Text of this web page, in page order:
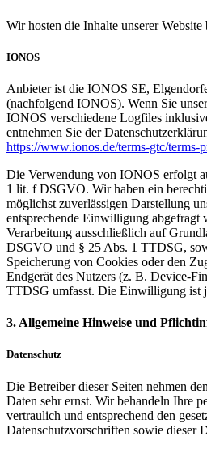
Wir hosten die Inhalte unserer
IONOS
Anbieter ist die IONOS SE,
(nachfolgend IONOS). Wenn Sie
IONOS verschiedene Logfiles
entnehmen Sie der
https://www.ionos.de/terms-gtc/terms-
Die Verwendung von IONOS erfolgt
1 lit. f DSGVO. Wir haben ein
möglichst zuverlässigen Darstellung
entsprechende Einwilligung abgefragt
Verarbeitung ausschließlich auf
DSGVO und § 25 Abs. 1 TTDSG,
Speicherung von Cookies oder den
Endgerät des Nutzers (z. B. Device-
TTDSG umfasst. Die Einwilligung ist
3. Allgemeine Hinweise und
Datenschutz
Die Betreiber dieser Seiten nehmen
Daten sehr ernst. Wir behandeln Ihre
vertraulich und entsprechend den
Datenschutzvorschriften sowie dieser